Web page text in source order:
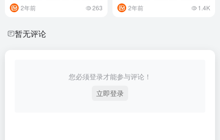
2年前 263 2年前 1.4K
暂无评论
您必须登录才能参与评论！
立即登录